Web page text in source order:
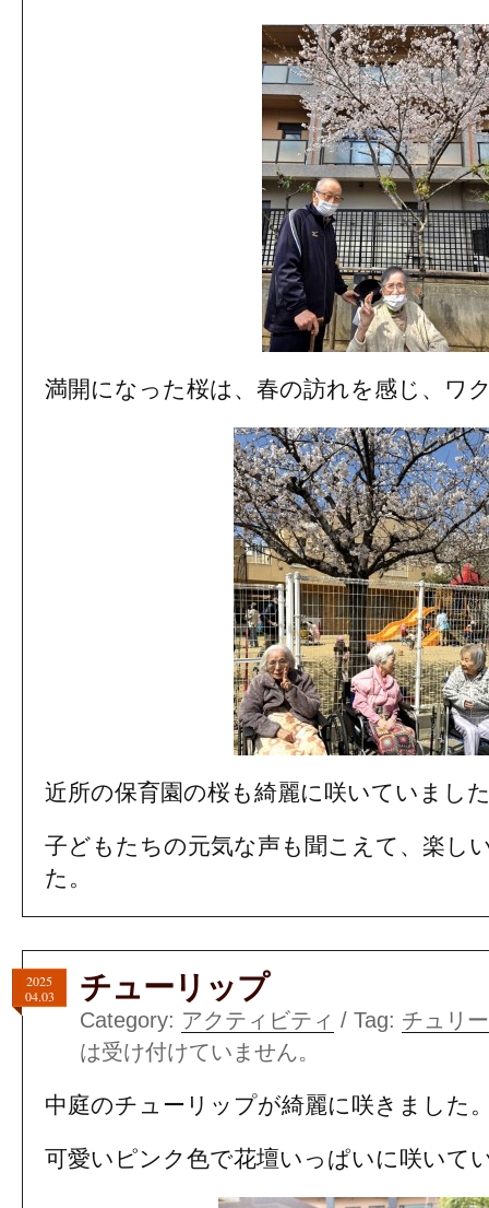
満開になった桜は、春の訪れを感じ、ワ
近所の保育園の桜も綺麗に咲いていまし
子どもたちの元気な声も聞こえて、楽し
た。
2025
04.03
チューリップ
Category: アクティビティ / Tag: チュリ
は受け付けていません。
中庭のチューリップが綺麗に咲きました
可愛いピンク色で花壇いっぱいに咲いて